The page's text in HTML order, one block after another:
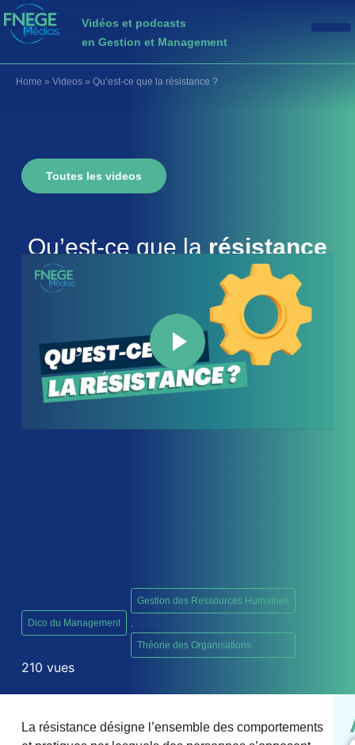
Vidéos et podcasts
en Gestion et Management
Home » Videos » Qu’est-ce que la résistance ?
Toutes les videos
Qu’est-ce que la résistance
Dico du Management
Gestion des Ressources Humaines
Théorie des Organisations
210 vues
La résistance désigne l’ensemble des comportements